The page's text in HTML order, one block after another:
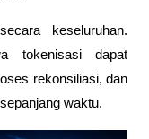
keseluruhan.
tokenisasi dapat
rekonsiliasi, dan
waktu.